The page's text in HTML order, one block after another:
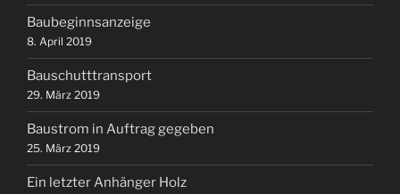
Baubeginnsanzeige
8. April 2019
Bauschutttransport
29. März 2019
Baustrom in Auftrag gegeben
25. März 2019
Ein letzter Anhänger Holz